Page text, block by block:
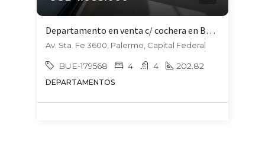
Departamento en venta c/ cochera en Botánico
Av. Sta. Fe 3600, Palermo, Capital Federal
BUE-179568 4 4 202.82
DEPARTAMENTOS